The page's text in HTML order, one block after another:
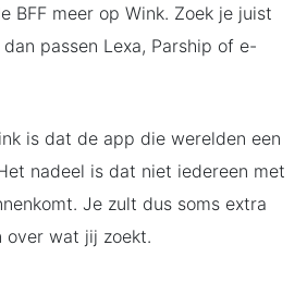
BFF meer op Wink. Zoek je juist
passen Lexa, Parship of e-
is dat de app die werelden een
nadeel is dat niet iedereen met
Je zult dus soms extra
over wat jij zoekt.